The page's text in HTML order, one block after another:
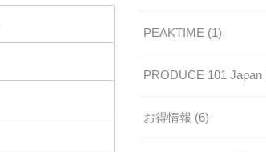
PEAKTIME (1)
PRODUCE 101 Japan
お得情報 (6)